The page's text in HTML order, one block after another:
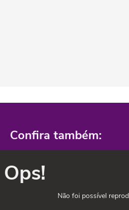
Confira também:
Ops!
Não foi possível